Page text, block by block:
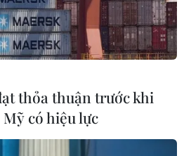
trong điều trị
khỏi Sân bay
thỏa thuận trước khi
có hiệu lực